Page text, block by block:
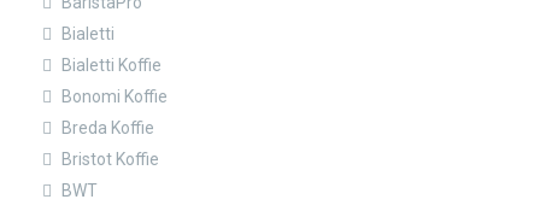
Bialetti
Bialetti Koffie
Bonomi Koffie
Breda Koffie
Bristot Koffie
BWT